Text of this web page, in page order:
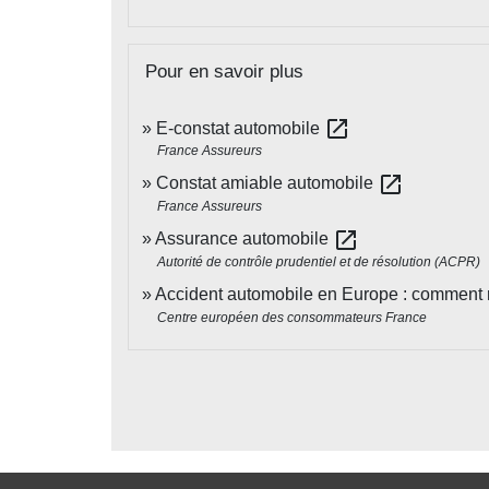
Pour en savoir plus
E-constat automobile open_in_new
France Assureurs
Constat amiable automobile open_in_new
France Assureurs
Assurance automobile open_in_new
Autorité de contrôle prudentiel et de résolution (ACPR)
Accident automobile en Europe : comment
Centre européen des consommateurs France